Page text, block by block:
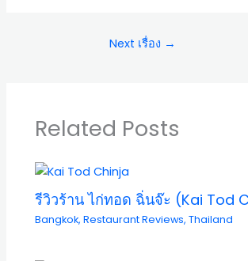
Next เรื่อง →
Related Posts
รีวิวร้าน ไก่ทอด ฉิ่นจ๊ะ (Kai Tod
Bangkok,Restaurant Reviews,Thailand